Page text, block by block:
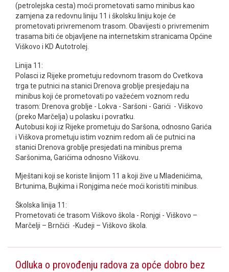
(petrolejska cesta) moći prometovati samo minibus kao
zamjena za redovnu liniju 11 i školsku liniju koje će
prometovati privremenom trasom. Obavijesti o privremenim
trasama biti će objavljene na internetskim stranicama Općine
Viškovo i KD Autotrolej.
Linija 11:
Polasci iz Rijeke prometuju redovnom trasom do Cvetkova
trga te putnici na stanici Drenova groblje presjedaju na
minibus koji će prometovati po važećem voznom redu
trasom: Drenova groblje - Lokva - Saršoni - Garići - Viškovo
(preko Marčelja) u polasku i povratku.
Autobusi koji iz Rijeke prometuju do Saršona, odnosno Garića
i Viškova prometuju istim voznim redom ali će putnici na
stanici Drenova groblje presjedati na minibus prema
Saršonima, Garićima odnosno Viškovu.
Mještani koji se koriste linijom 11 a koji žive u Mladenićima,
Brtunima, Bujkima i Ronjgima neće moći koristiti minibus.
Školska linija 11:
Prometovati će trasom Viškovo škola - Ronjgi - Viškovo –
Marčelji – Brnčići -Kudeji – Viškovo škola.
Odluka o provođenju radova za opće dobro bez